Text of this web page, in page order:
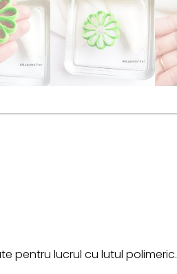
pentru lucrul cu lutul polimeric.